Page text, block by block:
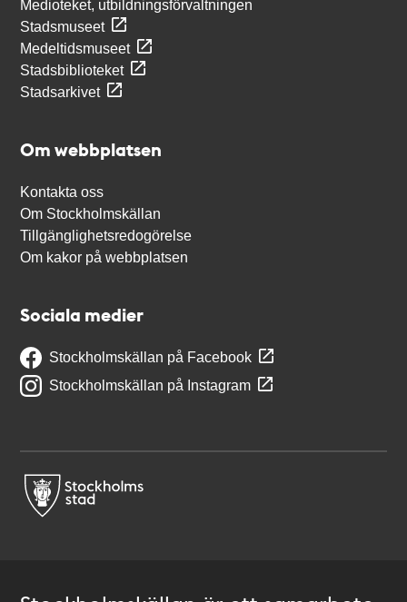
Medioteket, utbildningsförvaltningen
Stadsmuseet
Medeltidsmuseet
Stadsbiblioteket
Stadsarkivet
Om webbplatsen
Kontakta oss
Om Stockholmskällan
Tillgänglighetsredogörelse
Om kakor på webbplatsen
Sociala medier
Stockholmskällan på Facebook
Stockholmskällan på Instagram